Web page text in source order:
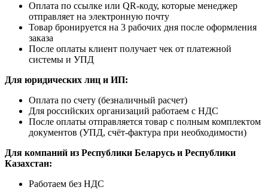
Оплата по ссылке или QR-коду, которые менеджер
отправляет на электронную почту
Товар бронируется на 3 рабочих дня после оформления
заказа
После оплаты клиент получает чек от платежной
системы и УПД
Для юридических лиц и ИП:
Оплата по счету (безналичный расчет)
Для российских организаций работаем с НДС
После оплаты отправляется товар с полным комплектом
документов (УПД, счёт-фактура при необходимости)
Для компаний из Республики Беларусь и Республики
Казахстан:
Работаем без НДС